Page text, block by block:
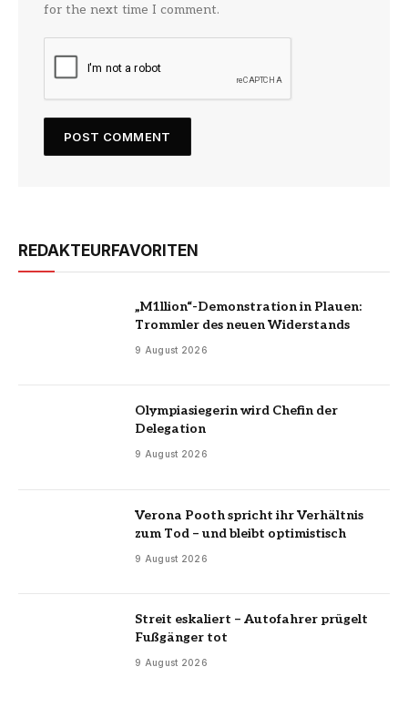
for the next time I comment.
REDAKTEURFAVORITEN
„M1llion“-Demonstration in Plauen:
Trommler des neuen Widerstands
9 August 2026
Olympiasiegerin wird Chefin der
Delegation
9 August 2026
Verona Pooth spricht ihr Verhältnis
zum Tod – und bleibt optimistisch
9 August 2026
Streit eskaliert – Autofahrer prügelt
Fußgänger tot
9 August 2026